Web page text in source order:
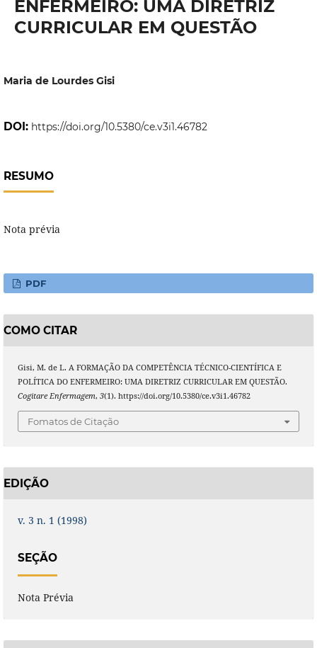
ENFERMEIRO: UMA DIRETRIZ
CURRICULAR EM QUESTÃO
Maria de Lourdes Gisi
DOI: https://doi.org/10.5380/ce.v3i1.46782
RESUMO
Nota prévia
PDF
COMO CITAR
Gisi, M. de L. A FORMAÇÃO DA COMPETÊNCIA TÉCNICO-CIENTÍFICA E
POLÍTICA DO ENFERMEIRO: UMA DIRETRIZ CURRICULAR EM QUESTÃO.
Cogitare Enfermagem, 3(1). https://doi.org/10.5380/ce.v3i1.46782
Fomatos de Citação
EDIÇÃO
v. 3 n. 1 (1998)
SEÇÃO
Nota Prévia